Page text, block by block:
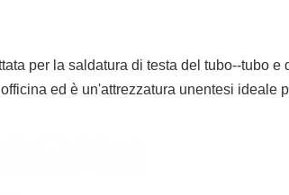
per la saldatura di testa del tubo--tubo
ed è un'attrezzatura unentesi